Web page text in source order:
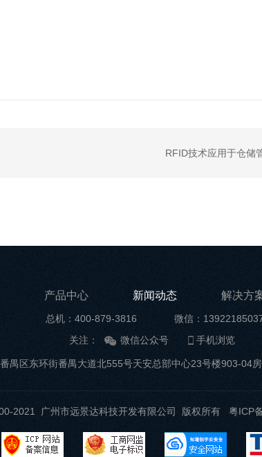
RFID技术应用于仓储
产品中心 新闻动态 解决方
总机：400-879-3816
微信：
关注：
微信公众号 手机浏览
禺区东环街番禺大道北555号天安总部中心23号楼903-04房
2021 广州市远景达科技开发有限公司 版权所有 粤ICP